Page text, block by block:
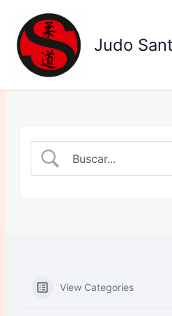
contenido
Judo
View Categories